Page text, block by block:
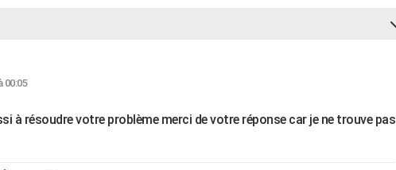
00:05
à résoudre votre problème merci de votre réponse car je ne trouve pas